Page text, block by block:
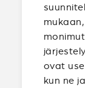
ovat
kun ne